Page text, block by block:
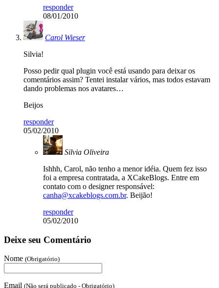
responder
08/01/2010
Carol Wieser
Silvia!
Posso pedir qual plugin você está usando para deixar os
comentários assim? Tentei instalar vários, mas todos estavam
dando problemas nos avatares…
Beijos
responder
05/02/2010
Silvia Oliveira
Ishhh, Carol, não tenho a menor idéia. Quem fez isso
foi a empresa contratada, a XCakeBlogs. Entre em
contato com o designer responsável:
canha@xcakeblogs.com.br. Beijão!
responder
05/02/2010
Deixe seu Comentário
Nome (Obrigatório)
Email (Não será publicado - Obrigatório)